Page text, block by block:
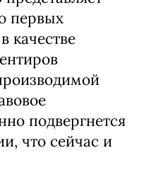
первых
качестве
подвергнется
что сейчас и